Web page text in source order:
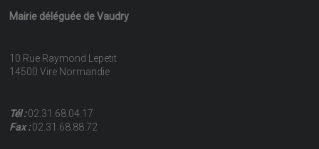
Mairie déléguée de Vaudry
10 Rue Raymond Lepetit
14500 Vire Normandie
Tél :02.31.68.04.17
Fax :02.31.68.88.72